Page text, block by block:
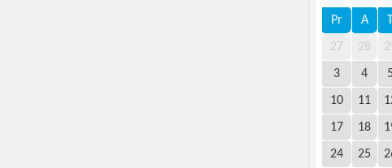
Pr A T
27 28
3 4
10 11
17 18
24 25